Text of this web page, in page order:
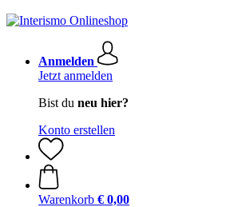
Anmelden
Jetzt anmelden
Bist du neu hier?
Konto erstellen
Warenkorb € 0,00